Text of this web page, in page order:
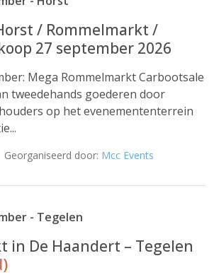
/ Rommelmarkt /
27 september 2026
Mega Rommelmarkt Carbootsale
tweedehands goederen door
op het evenemententerrein
door: Mcc Events
- Tegelen
in De Haandert – Tegelen